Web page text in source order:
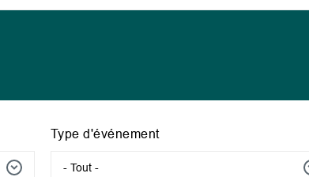
Type d'événement
- Tout -